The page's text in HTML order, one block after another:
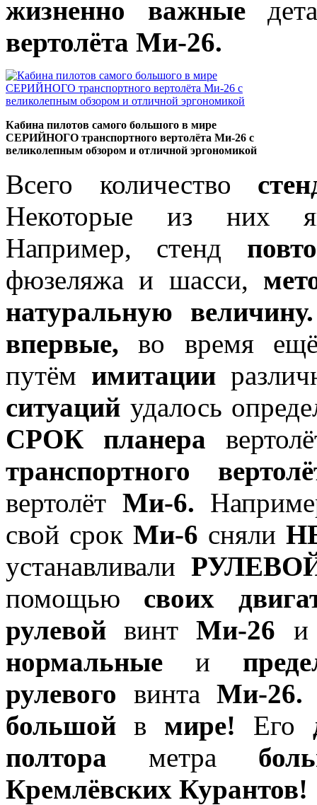
жизненно важные
вертолёта Ми-26.
Кабина пилотов самого большого в мире
СЕРИЙНОГО транспортного вертолёта Mи-26 с
великолепным обзором и отличной эргономикой
Всего количество
Некоторые из них
Например, стенд
фюзеляжа и шасси,
натуральную величину.
впервые, во время
путём имитации
ситуаций удалось
СРОК планера
транспортного
вертолёт Ми-6.
свой срок Ми-6 сняли
устанавливали
помощью своих
рулевойвинт Ми-26 и
нормальные и
рулевого винта Ми-26.
большой в мире! Его
полтора метра
Кремлёвских Курантов!